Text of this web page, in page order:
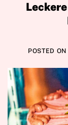
POSTED ON